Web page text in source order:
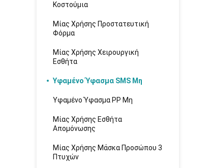
Κοστούμια
Μίας Χρήσης Προστατευτική
Φόρμα
Μίας Χρήσης Χειρουργική
Εσθήτα
Υφαμένο Ύφασμα SMS Μη
Υφαμένο Ύφασμα PP Μη
Μίας Χρήσης Εσθήτα
Απομόνωσης
Μίας Χρήσης Μάσκα Προσώπου 3
Πτυχών